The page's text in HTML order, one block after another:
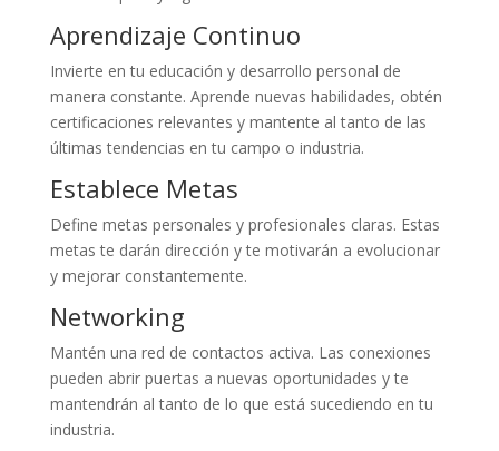
Aprendizaje Continuo
Invierte en tu educación y desarrollo personal de
manera constante. Aprende nuevas habilidades, obtén
certificaciones relevantes y mantente al tanto de las
últimas tendencias en tu campo o industria.
Establece Metas
Define metas personales y profesionales claras. Estas
metas te darán dirección y te motivarán a evolucionar
y mejorar constantemente.
Networking
Mantén una red de contactos activa. Las conexiones
pueden abrir puertas a nuevas oportunidades y te
mantendrán al tanto de lo que está sucediendo en tu
industria.